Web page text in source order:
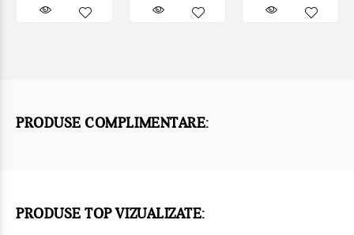
PRODUSE COMPLIMENTARE:
PRODUSE TOP VIZUALIZATE: